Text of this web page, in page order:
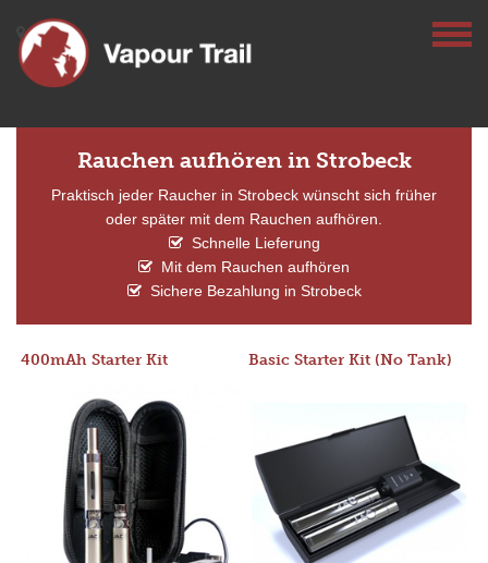
Rauchen aufhören in Strobeck
Praktisch jeder Raucher in Strobeck wünscht sich früher
oder später mit dem Rauchen aufhören.
Schnelle Lieferung
Mit dem Rauchen aufhören
Sichere Bezahlung in Strobeck
400mAh Starter Kit Basic Starter Kit (No Tank)